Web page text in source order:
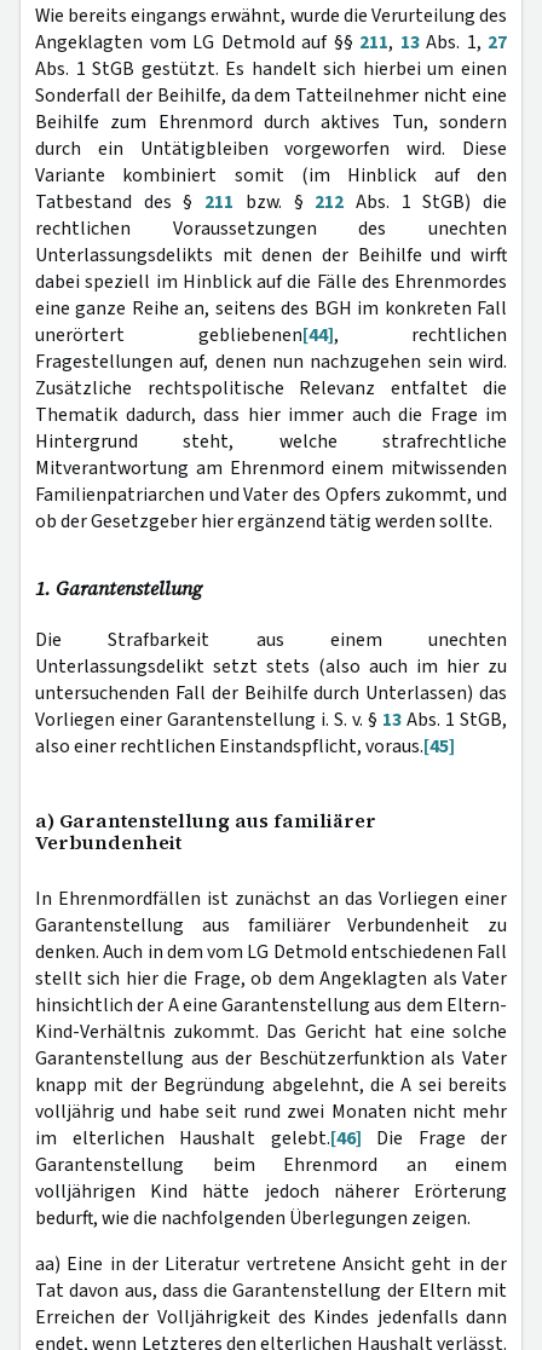
Wie bereits eingangs erwähnt, wurde die Verurteilung des
Angeklagten vom LG Detmold auf §§ 211, 13Abs. 1, 27
Abs. 1 StGB gestützt. Es handelt sich hierbei um einen
Sonderfall der Beihilfe, da dem Tatteilnehmer nicht eine
Beihilfe zum Ehrenmord durch aktives Tun, sondern
durch ein Untätigbleiben vorgeworfen wird. Diese
Variante kombiniert somit (im Hinblick auf den
Tatbestand des § 211 bzw. § 212 Abs. 1 StGB) die
rechtlichen Voraussetzungen des unechten
Unterlassungsdelikts mit denen der Beihilfe und wirft
dabei speziell im Hinblick auf die Fälle des Ehrenmordes
eine ganze Reihe an, seitens des BGH im konkreten Fall
unerörtert gebliebenen[44], rechtlichen
Fragestellungen auf, denen nun nachzugehen sein wird.
Zusätzliche rechtspolitische Relevanz entfaltet die
Thematik dadurch, dass hier immer auch die Frage im
Hintergrund steht, welche strafrechtliche
Mitverantwortung am Ehrenmord einem mitwissenden
Familienpatriarchen und Vater des Opfers zukommt, und
ob der Gesetzgeber hier ergänzend tätig werden sollte.
1. Garantenstellung
Die Strafbarkeit aus einem unechten
Unterlassungsdelikt setzt stets (also auch im hier zu
untersuchenden Fall der Beihilfe durch Unterlassen) das
Vorliegen einer Garantenstellung i. S. v. § 13Abs. 1 StGB,
also einer rechtlichen Einstandspflicht, voraus.[45]
a) Garantenstellung aus familiärer
Verbundenheit
In Ehrenmordfällen ist zunächst an das Vorliegen einer
Garantenstellung aus familiärer Verbundenheit zu
denken. Auch in dem vom LG Detmold entschiedenen Fall
stellt sich hier die Frage, ob dem Angeklagten als Vater
hinsichtlich der A eine Garantenstellung aus dem Eltern-
Kind-Verhältnis zukommt. Das Gericht hat eine solche
Garantenstellung aus der Beschützerfunktion als Vater
knapp mit der Begründung abgelehnt, die A sei bereits
volljährig und habe seit rund zwei Monaten nicht mehr
im elterlichen Haushalt gelebt.[46] Die Frage der
Garantenstellung beim Ehrenmord an einem
volljährigen Kind hätte jedoch näherer Erörterung
bedurft, wie die nachfolgenden Überlegungen zeigen.
aa) Eine in der Literatur vertretene Ansicht geht in der
Tat davon aus, dass die Garantenstellung der Eltern mit
Erreichen der Volljährigkeit des Kindes jedenfalls dann
endet, wenn Letzteres den elterlichen Haushalt verlässt.